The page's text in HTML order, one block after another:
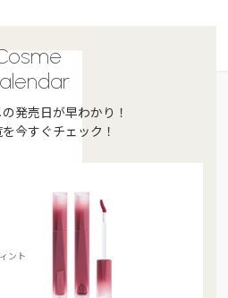
発売日が早わかり！
今すぐチェック！
ント